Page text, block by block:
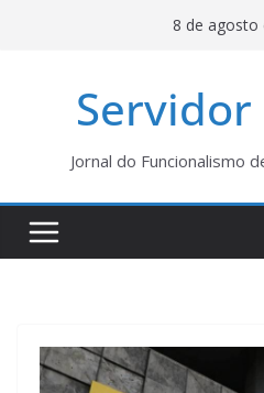
8 de agosto
Jornal do Funcionalismo